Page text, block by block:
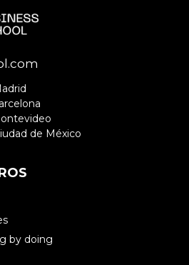
de México
by doing